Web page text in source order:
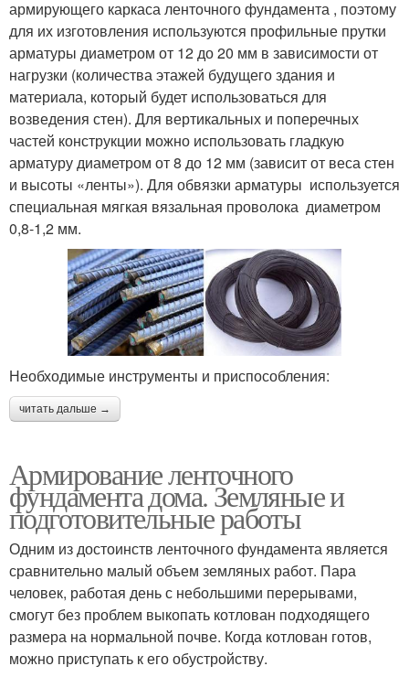
армирующего каркаса ленточного фундамента , поэтому
для их изготовления используются профильные прутки
арматуры диаметром от 12 до 20 мм в зависимости от
нагрузки (количества этажей будущего здания и
материала, который будет использоваться для
возведения стен). Для вертикальных и поперечных
частей конструкции можно использовать гладкую
арматуру диаметром от 8 до 12 мм (зависит от веса стен
и высоты «ленты»). Для обвязки арматуры используется
специальная мягкая вязальная проволока диаметром
0,8-1,2 мм.
Необходимые инструменты и приспособления:
читать дальше →
Армирование ленточного
фундамента дома. Земляные и
подготовительные работы
Одним из достоинств ленточного фундамента является
сравнительно малый объем земляных работ. Пара
человек, работая день с небольшими перерывами,
смогут без проблем выкопать котлован подходящего
размера на нормальной почве. Когда котлован готов,
можно приступать к его обустройству.